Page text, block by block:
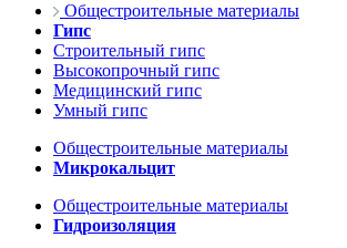
Общестроительные материалы
Гипс
Строительный гипс
Высокопрочный гипс
Медицинский гипс
Умный гипс
Общестроительные материалы
Микрокальцит
Общестроительные материалы
Гидроизоляция